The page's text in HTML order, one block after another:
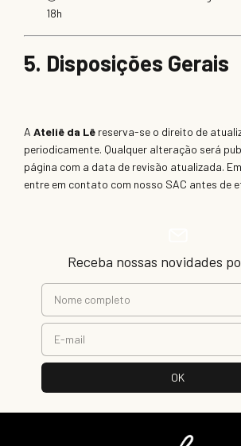
18h
5. Disposições Gerais
A Ateliê da Lê reserva-se o direito de
periodicamente. Qualquer alteração será
página com a data de revisão atualizada.
entre em contato com nosso SAC antes de
Receba nossas novidades